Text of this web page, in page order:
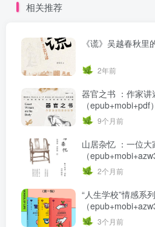
相关推荐
《谎》吴越春秋里
2年前
器官之书 ：作家
（epub+mobi+pdf）
9个月前
山居杂忆 ：一位
（
2个月前
“人生学校”情感系
（
3个月前